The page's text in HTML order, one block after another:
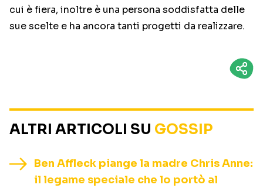
cui è fiera, inoltre è una persona soddisfatta delle
sue scelte e ha ancora tanti progetti da realizzare.
ALTRI ARTICOLI SU GOSSIP
Ben Affleck piange la madre Chris Anne:
il legame speciale che lo portò al